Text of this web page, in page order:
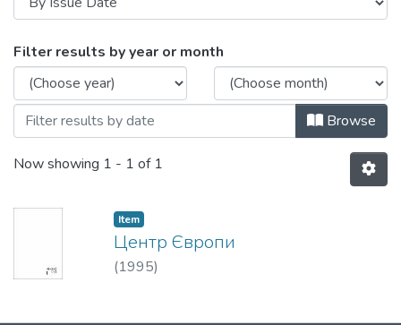
Browsing Центр Європи by Issue Date
Filter results by year or month
Browse
Now showing 1 - 1 of 1
Item
Центр Європи
(1995)